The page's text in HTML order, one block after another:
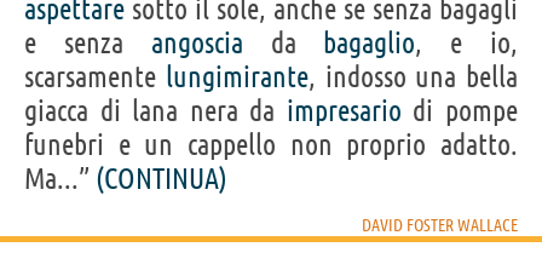
aspettare sotto il sole, anche se senza bagagli
e senza angoscia da bagaglio, e io,
scarsamente lungimirante, indosso una bella
giacca di lana nera da impresario di pompe
funebri e un cappello non proprio adatto.
Ma...” (CONTINUA)
DAVID FOSTER WALLACE